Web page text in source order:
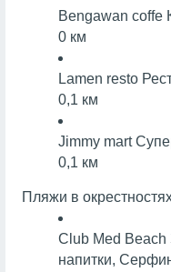
Bengawan coffe
0 км
Lamen resto
0,1 км
Jimmy mart
0,1 км
Пляжи в
Club Med Beach
напитки,